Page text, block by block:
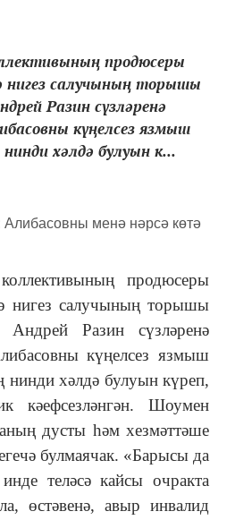
продюсеры
нигез салучының торышы
Разин сүзләренә
күңелсез язмыш
хәлдә булуын к...
продюсеры
нигез салучының торышы
Андрей Разин сүзләренә
күңелсез язмыш
хәлдә булуын күреп,
кәефсезләнгән. Шоумен
дусты һәм хезмәттәше
булмаячак. «Барысы да
теләсә кайсы очракта
өстәвенә, авыр инвалид